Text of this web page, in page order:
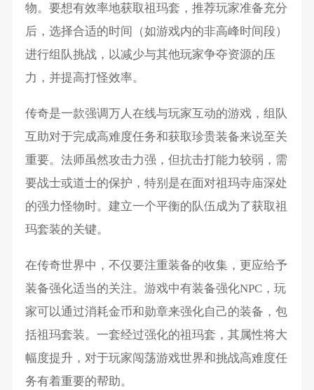
物。要想有效率地获取祖玛套，推荐玩家准备充分
后，选择合适的时间（如游戏内的非高峰时间段）
进行组队挑战，以减少与其他玩家争夺资源的压
力，并提高打怪效率。
传奇是一款强调万人在线与玩家互动的游戏，组队
互助对于完成高难度任务和获取珍贵装备来说至关
重要。法师虽然攻击力强，但抗击打能力较弱，需
要战士或道士的保护，特别是在面对祖玛寺庙深处
的强力怪物时。建立一个平衡的队伍成为了获取祖
玛套装的关键。
在传奇世界中，不仅要注重装备的收集，更应给予
装备强化适当的关注。游戏中有装备强化NPC，玩
家可以通过消耗金币和勋章来强化自己的装备，包
括祖玛套装。一套经过强化的祖玛套，其属性将大
幅度提升，对于玩家闯荡游戏世界和挑战高难度任
务有着重要的帮助。